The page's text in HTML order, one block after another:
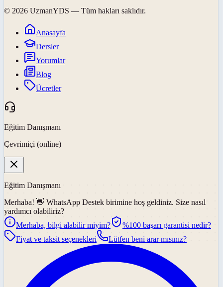
© 2026 UzmanYDS — Tüm hakları saklıdır.
Anasayfa
Dersler
Yorumlar
Blog
Ücretler
Eğitim Danışmanı
Çevrimiçi (online)
Eğitim Danışmanı
Merhaba! 👋 WhatsApp Destek birimine hoş geldiniz. Size nasıl
yardımcı olabiliriz?
Merhaba, bilgi alabilir miyim?
%100 başarı garantisi nedir?
Fiyat ve taksit seçenekleri
Lütfen beni arar mısınız?